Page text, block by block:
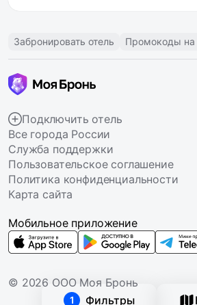
1 Фильтры
Забронировать отель Промокоды на
Подключить отель
Все города России
Служба поддержки
Пользовательское соглашение
Политика конфиденциальности
Карта сайта
© 2026 ООО Моя Бронь
Мобильное приложение